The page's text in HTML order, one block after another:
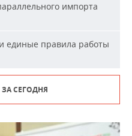
импорта
единые правила работы
СЕГОДНЯ